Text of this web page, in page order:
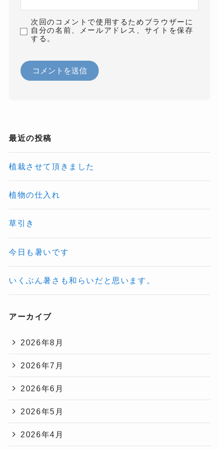
次回のコメントで使用するためブラウザーに
自分の名前、メールアドレス、サイトを保存
する。
最近の投稿
植栽させて頂きました
植物の仕入れ
草引き
今日も暑いです
いくぶん暑さも和らいだと思います。
アーカイブ
2026年8月
2026年7月
2026年6月
2026年5月
2026年4月